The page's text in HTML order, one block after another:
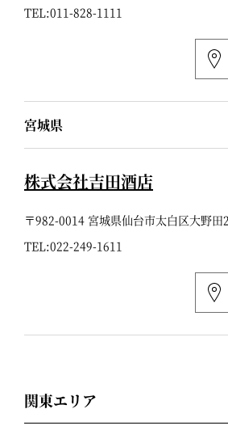
TEL:011-828-1111
宮城県
株式会社吉田酒店
〒982-0014 宮城県仙台市太白区大野田
TEL:022-249-1611
関東エリア